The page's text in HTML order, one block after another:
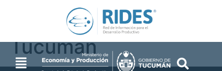
2026-Prov. de
Tucumán